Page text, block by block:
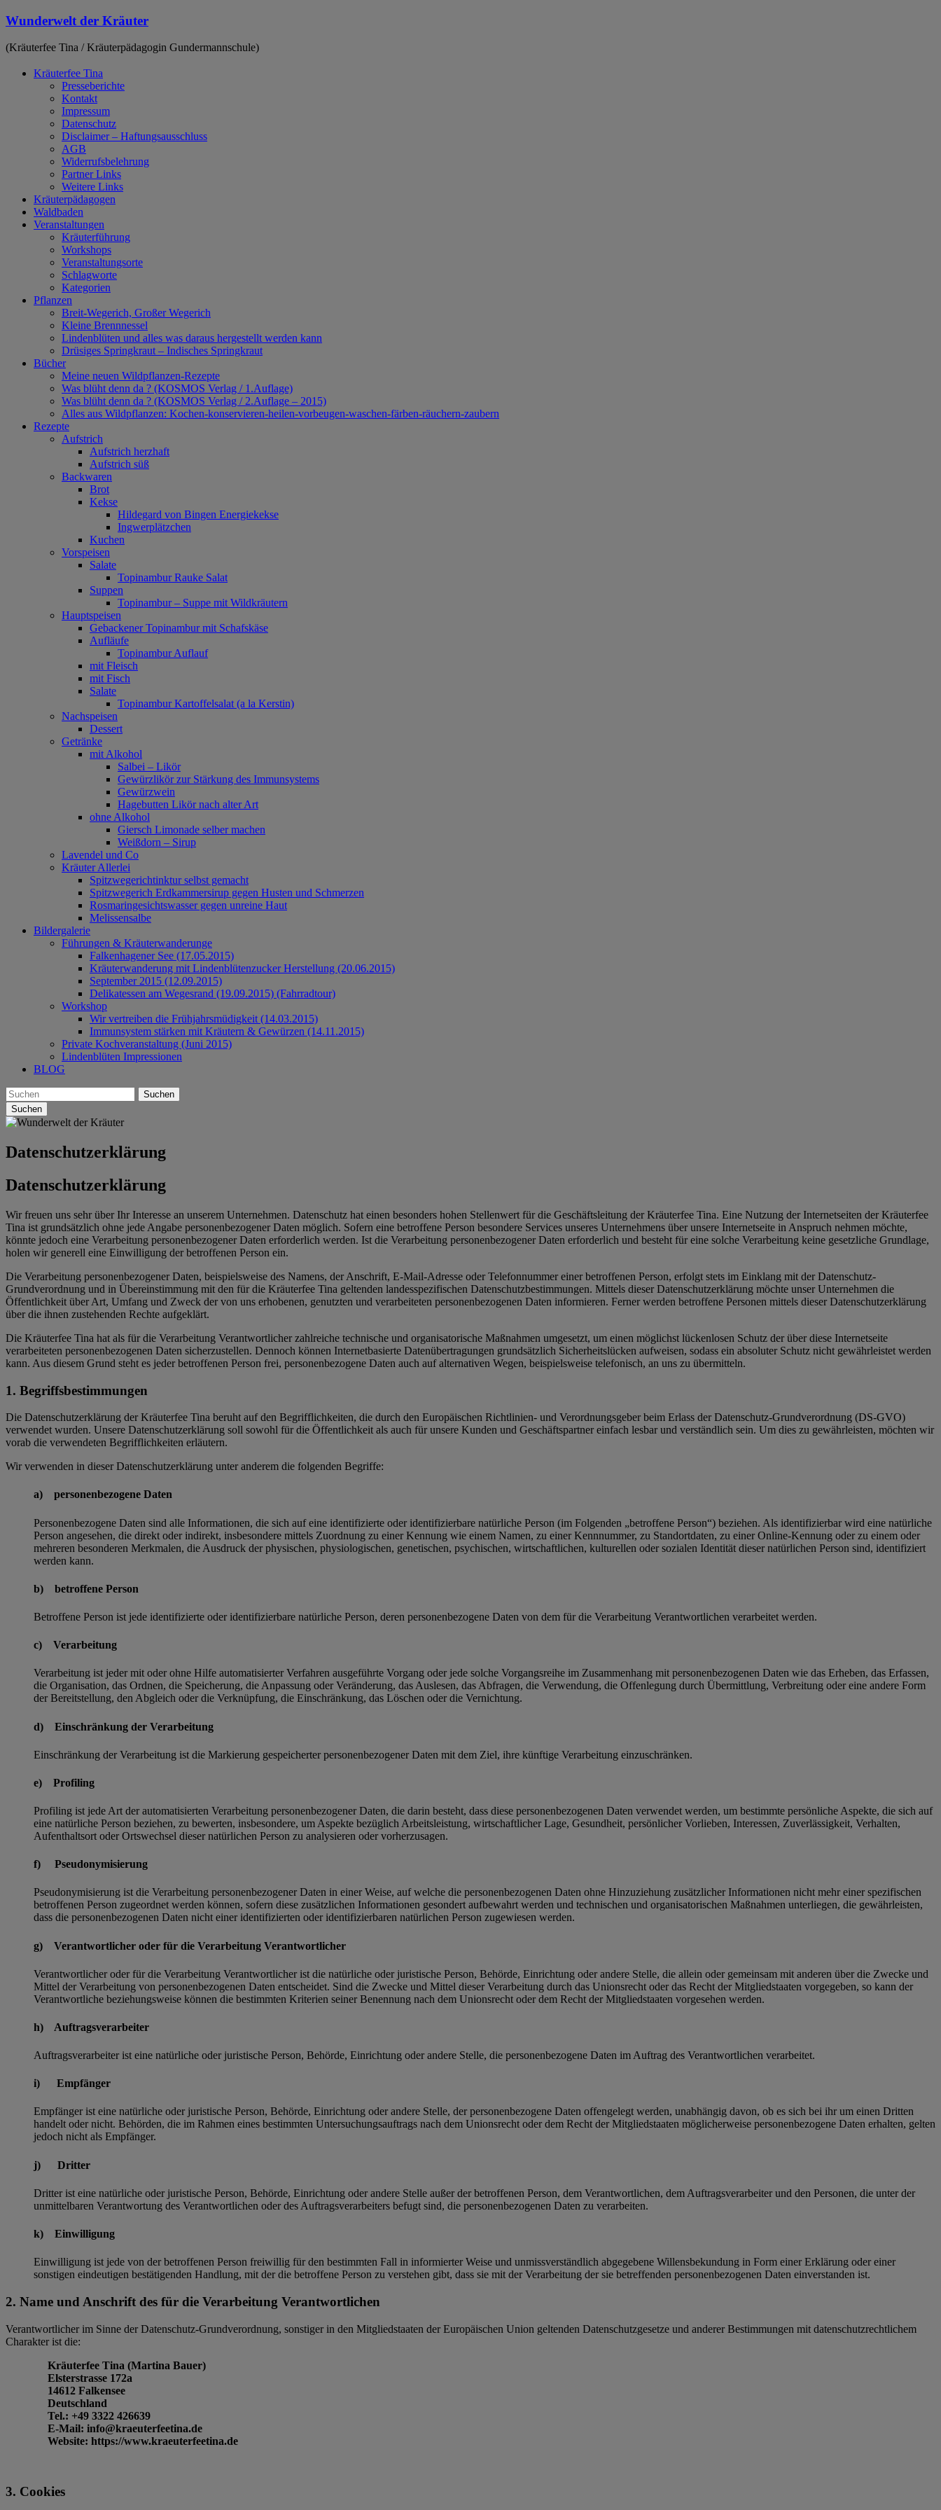
Zum
springen
Wunderwelt der Kräuter
(Kräuterfee Tina / Kräuterpädagogin Gundermannschule)
Kräuterfee Tina
Presseberichte
Kontakt
Impressum
Datenschutz
Disclaimer – Haftungsausschluss
AGB
Widerrufsbelehrung
Partner Links
Weitere Links
Kräuterpädagogen
Waldbaden
Veranstaltungen
Kräuterführung
Workshops
Veranstaltungsorte
Schlagworte
Kategorien
Pflanzen
Breit-Wegerich, Großer Wegerich
Kleine Brennnessel
Lindenblüten und alles was daraus hergestellt werden kann
Drüsiges Springkraut – Indisches Springkraut
Bücher
Meine neuen Wildpflanzen-Rezepte
Was blüht denn da ? (KOSMOS Verlag / 1.Auflage)
Was blüht denn da ? (KOSMOS Verlag / 2.Auflage – 2015)
Alles aus Wildpflanzen: Kochen-konservieren-heilen-vorbeugen-waschen-färben-räuchern-zaubern
Rezepte
Aufstrich
Aufstrich herzhaft
Aufstrich süß
Backwaren
Brot
Kekse
Hildegard von Bingen Energiekekse
Ingwerplätzchen
Kuchen
Vorspeisen
Salate
Topinambur Rauke Salat
Suppen
Topinambur – Suppe mit Wildkräutern
Hauptspeisen
Gebackener Topinambur mit Schafskäse
Aufläufe
Topinambur Auflauf
mit Fleisch
mit Fisch
Salate
Topinambur Kartoffelsalat (a la Kerstin)
Nachspeisen
Dessert
Getränke
mit Alkohol
Salbei – Likör
Gewürzlikör zur Stärkung des Immunsystems
Gewürzwein
Hagebutten Likör nach alter Art
ohne Alkohol
Giersch Limonade selber machen
Weißdorn – Sirup
Lavendel und Co
Kräuter Allerlei
Spitzwegerichtinktur selbst gemacht
Spitzwegerich Erdkammersirup gegen Husten und Schmerzen
Rosmaringesichtswasser gegen unreine Haut
Melissensalbe
Bildergalerie
Führungen & Kräuterwanderunge
Falkenhagener See (17.05.2015)
Kräuterwanderung mit Lindenblütenzucker Herstellung (20.06.2015)
September 2015 (12.09.2015)
Delikatessen am Wegesrand (19.09.2015) (Fahrradtour)
Workshop
Wir vertreiben die Frühjahrsmüdigkeit (14.03.2015)
Immunsystem stärken mit Kräutern & Gewürzen (14.11.2015)
Private Kochveranstaltung (Juni 2015)
Lindenblüten Impressionen
BLOG
Suchen
Datenschutzerklärung
Datenschutzerklärung
Wir freuen uns sehr über Ihr Interesse an unserem Unternehmen. Datenschutz hat einen besonders hohen Stellenwert für die Geschäftsleitung der Kräuterfee Tina. Eine Nutzung der Internetseiten der Kräuterfee
Tina ist grundsätzlich ohne jede Angabe personenbezogener Daten möglich. Sofern eine betroffene Person besondere Services unseres Unternehmens über unsere Internetseite in Anspruch nehmen möchte,
könnte jedoch eine Verarbeitung personenbezogener Daten erforderlich werden. Ist die Verarbeitung personenbezogener Daten erforderlich und besteht für eine solche Verarbeitung keine gesetzliche Grundlage,
holen wir generell eine Einwilligung der betroffenen Person ein.
Die Verarbeitung personenbezogener Daten, beispielsweise des Namens, der Anschrift, E-Mail-Adresse oder Telefonnummer einer betroffenen Person, erfolgt stets im Einklang mit der Datenschutz-
Grundverordnung und in Übereinstimmung mit den für die Kräuterfee Tina geltenden landesspezifischen Datenschutzbestimmungen. Mittels dieser Datenschutzerklärung möchte unser Unternehmen die
Öffentlichkeit über Art, Umfang und Zweck der von uns erhobenen, genutzten und verarbeiteten personenbezogenen Daten informieren. Ferner werden betroffene Personen mittels dieser Datenschutzerklärung
über die ihnen zustehenden Rechte aufgeklärt.
Die Kräuterfee Tina hat als für die Verarbeitung Verantwortlicher zahlreiche technische und organisatorische Maßnahmen umgesetzt, um einen möglichst lückenlosen Schutz der über diese Internetseite
verarbeiteten personenbezogenen Daten sicherzustellen. Dennoch können Internetbasierte Datenübertragungen grundsätzlich Sicherheitslücken aufweisen, sodass ein absoluter Schutz nicht gewährleistet werden
kann. Aus diesem Grund steht es jeder betroffenen Person frei, personenbezogene Daten auch auf alternativen Wegen, beispielsweise telefonisch, an uns zu übermitteln.
1. Begriffsbestimmungen
Die Datenschutzerklärung der Kräuterfee Tina beruht auf den Begrifflichkeiten, die durch den Europäischen Richtlinien- und Verordnungsgeber beim Erlass der Datenschutz-Grundverordnung (DS-GVO)
verwendet wurden. Unsere Datenschutzerklärung soll sowohl für die Öffentlichkeit als auch für unsere Kunden und Geschäftspartner einfach lesbar und verständlich sein. Um dies zu gewährleisten, möchten wir
vorab die verwendeten Begrifflichkeiten erläutern.
Wir verwenden in dieser Datenschutzerklärung unter anderem die folgenden Begriffe:
a) personenbezogene Daten
Personenbezogene Daten sind alle Informationen, die sich auf eine identifizierte oder identifizierbare natürliche Person (im Folgenden „betroffene Person“) beziehen. Als identifizierbar wird eine natürliche
Person angesehen, die direkt oder indirekt, insbesondere mittels Zuordnung zu einer Kennung wie einem Namen, zu einer Kennnummer, zu Standortdaten, zu einer Online-Kennung oder zu einem oder
mehreren besonderen Merkmalen, die Ausdruck der physischen, physiologischen, genetischen, psychischen, wirtschaftlichen, kulturellen oder sozialen Identität dieser natürlichen Person sind, identifiziert
werden kann.
b) betroffene Person
Betroffene Person ist jede identifizierte oder identifizierbare natürliche Person, deren personenbezogene Daten von dem für die Verarbeitung Verantwortlichen verarbeitet werden.
c) Verarbeitung
Verarbeitung ist jeder mit oder ohne Hilfe automatisierter Verfahren ausgeführte Vorgang oder jede solche Vorgangsreihe im Zusammenhang mit personenbezogenen Daten wie das Erheben, das Erfassen,
die Organisation, das Ordnen, die Speicherung, die Anpassung oder Veränderung, das Auslesen, das Abfragen, die Verwendung, die Offenlegung durch Übermittlung, Verbreitung oder eine andere Form
der Bereitstellung, den Abgleich oder die Verknüpfung, die Einschränkung, das Löschen oder die Vernichtung.
d) Einschränkung der Verarbeitung
Einschränkung der Verarbeitung ist die Markierung gespeicherter personenbezogener Daten mit dem Ziel, ihre künftige Verarbeitung einzuschränken.
e) Profiling
Profiling ist jede Art der automatisierten Verarbeitung personenbezogener Daten, die darin besteht, dass diese personenbezogenen Daten verwendet werden, um bestimmte persönliche Aspekte, die sich auf
eine natürliche Person beziehen, zu bewerten, insbesondere, um Aspekte bezüglich Arbeitsleistung, wirtschaftlicher Lage, Gesundheit, persönlicher Vorlieben, Interessen, Zuverlässigkeit, Verhalten,
Aufenthaltsort oder Ortswechsel dieser natürlichen Person zu analysieren oder vorherzusagen.
f) Pseudonymisierung
Pseudonymisierung ist die Verarbeitung personenbezogener Daten in einer Weise, auf welche die personenbezogenen Daten ohne Hinzuziehung zusätzlicher Informationen nicht mehr einer spezifischen
betroffenen Person zugeordnet werden können, sofern diese zusätzlichen Informationen gesondert aufbewahrt werden und technischen und organisatorischen Maßnahmen unterliegen, die gewährleisten,
dass die personenbezogenen Daten nicht einer identifizierten oder identifizierbaren natürlichen Person zugewiesen werden.
g) Verantwortlicher oder für die Verarbeitung Verantwortlicher
Verantwortlicher oder für die Verarbeitung Verantwortlicher ist die natürliche oder juristische Person, Behörde, Einrichtung oder andere Stelle, die allein oder gemeinsam mit anderen über die Zwecke und
Mittel der Verarbeitung von personenbezogenen Daten entscheidet. Sind die Zwecke und Mittel dieser Verarbeitung durch das Unionsrecht oder das Recht der Mitgliedstaaten vorgegeben, so kann der
Verantwortliche beziehungsweise können die bestimmten Kriterien seiner Benennung nach dem Unionsrecht oder dem Recht der Mitgliedstaaten vorgesehen werden.
h) Auftragsverarbeiter
Auftragsverarbeiter ist eine natürliche oder juristische Person, Behörde, Einrichtung oder andere Stelle, die personenbezogene Daten im Auftrag des Verantwortlichen verarbeitet.
i) Empfänger
Empfänger ist eine natürliche oder juristische Person, Behörde, Einrichtung oder andere Stelle, der personenbezogene Daten offengelegt werden, unabhängig davon, ob es sich bei ihr um einen Dritten
handelt oder nicht. Behörden, die im Rahmen eines bestimmten Untersuchungsauftrags nach dem Unionsrecht oder dem Recht der Mitgliedstaaten möglicherweise personenbezogene Daten erhalten, gelten
jedoch nicht als Empfänger.
j) Dritter
Dritter ist eine natürliche oder juristische Person, Behörde, Einrichtung oder andere Stelle außer der betroffenen Person, dem Verantwortlichen, dem Auftragsverarbeiter und den Personen, die unter der
unmittelbaren Verantwortung des Verantwortlichen oder des Auftragsverarbeiters befugt sind, die personenbezogenen Daten zu verarbeiten.
k) Einwilligung
Einwilligung ist jede von der betroffenen Person freiwillig für den bestimmten Fall in informierter Weise und unmissverständlich abgegebene Willensbekundung in Form einer Erklärung oder einer
sonstigen eindeutigen bestätigenden Handlung, mit der die betroffene Person zu verstehen gibt, dass sie mit der Verarbeitung der sie betreffenden personenbezogenen Daten einverstanden ist.
2. Name und Anschrift des für die Verarbeitung Verantwortlichen
Verantwortlicher im Sinne der Datenschutz-Grundverordnung, sonstiger in den Mitgliedstaaten der Europäischen Union geltenden Datenschutzgesetze und anderer Bestimmungen mit datenschutzrechtlichem
Charakter ist die:
Kräuterfee Tina (Martina Bauer)
Elsterstrasse 172a
14612 Falkensee
Deutschland
Tel.: +49 3322 426639
E-Mail: info@kraeuterfeetina.de
Website: https://www.kraeuterfeetina.de
3. Cookies